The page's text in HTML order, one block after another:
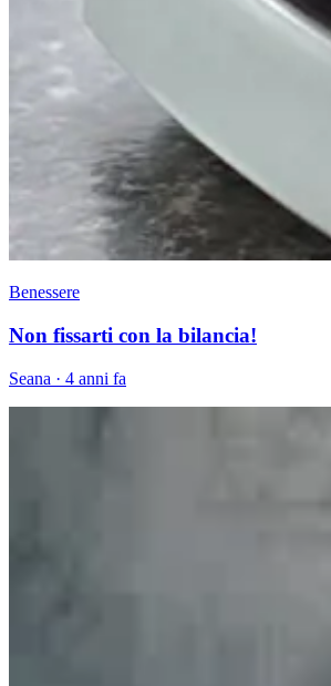
Benessere
Non fissarti con la bilancia!
Seana · 4 anni fa